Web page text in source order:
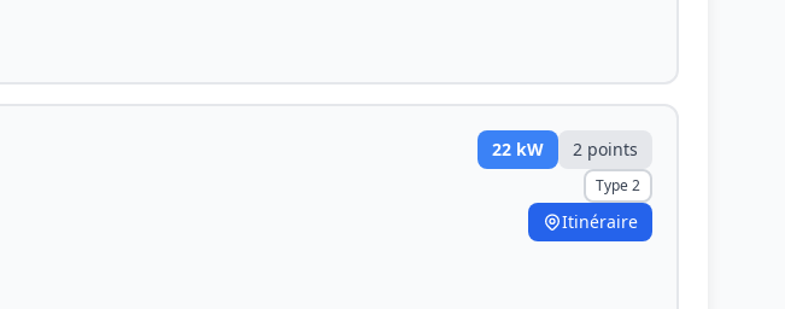
22 kW 2 points
Type 2
Itinéraire